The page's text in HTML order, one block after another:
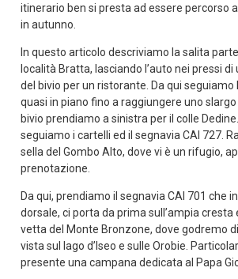
itinerario ben si presta ad essere percorso
in autunno.
In questo articolo descriviamo la salita
località Bratta, lasciando l’auto nei pressi
del bivio per un ristorante. Da qui
quasi in piano fino a raggiungere uno slargo
bivio prendiamo a sinistra per il colle
seguiamo i cartelli ed il segnavia CAI 727.
sella del Gombo Alto, dove vi è un rifugio,
prenotazione.
Da qui, prendiamo il segnavia CAI 701 che
dorsale, ci porta da prima sull’ampia cresta
vetta del Monte Bronzone, dove godremo
vista sul lago d’Iseo e sulle Orobie.
presente una campana dedicata al Papa